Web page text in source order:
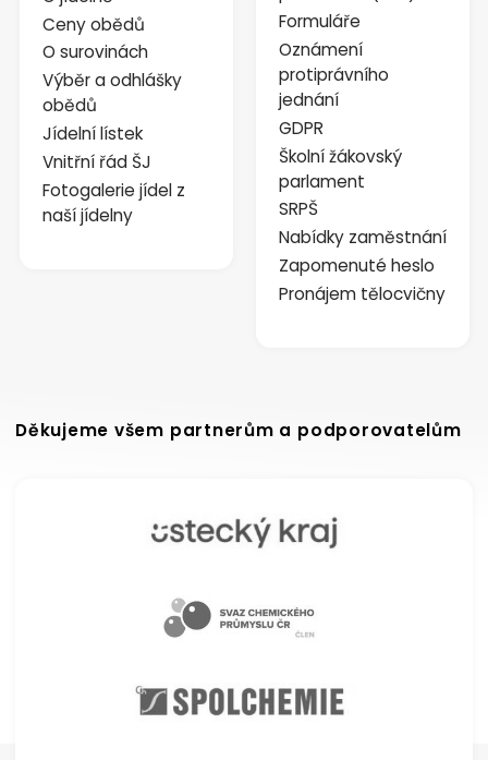
Ceny obědů
O surovinách
Výběr a odhlášky
obědů
Jídelní lístek
Vnitřní řád ŠJ
Fotogalerie jídel z
naší jídelny
Formuláře
Oznámení
protiprávního
jednání
GDPR
Školní žákovský
parlament
SRPŠ
Nabídky zaměstnání
Zapomenuté heslo
Pronájem tělocvičny
Děkujeme všem partnerům a podporovatelům